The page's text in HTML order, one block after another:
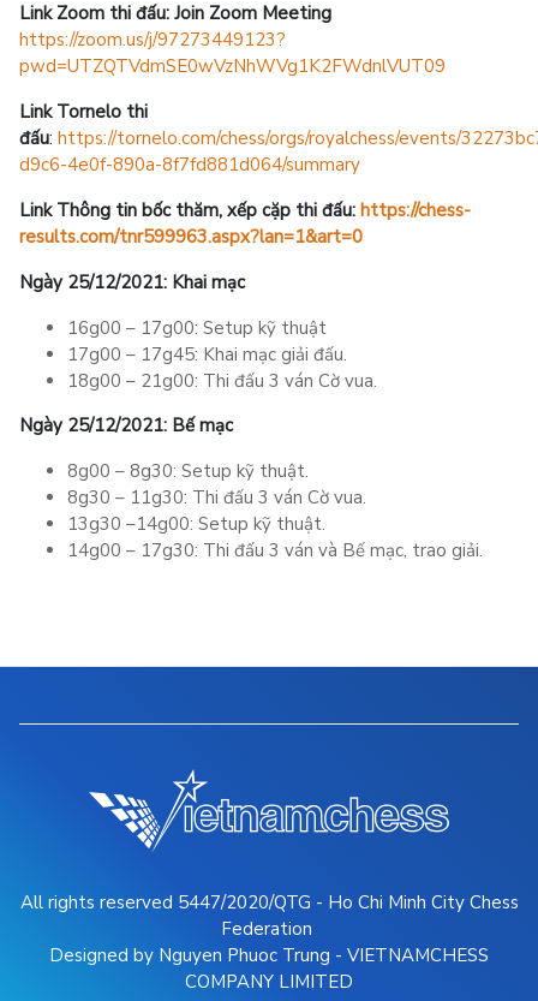
Link Zoom thi đấu: Join Zoom Meeting
https://zoom.us/j/97273449123?
pwd=UTZQTVdmSE0wVzNhWVg1K2FWdnlVUT09
Link Tornelo thi
đấu: https://tornelo.com/chess/orgs/royalchess/events/
d9c6-4e0f-890a-8f7fd881d064/summary
Link Thông tin bốc thăm, xếp cặp thi đấu: https://chess-
results.com/tnr599963.aspx?lan=1&art=0
Ngày 25/12/2021: Khai mạc
16g00 – 17g00: Setup kỹ thuật
17g00 – 17g45: Khai mạc giải đấu.
18g00 – 21g00: Thi đấu 3 ván Cờ vua.
Ngày 25/12/2021: Bế mạc
8g00 – 8g30: Setup kỹ thuật.
8g30 – 11g30: Thi đấu 3 ván Cờ vua.
13g30 –14g00: Setup kỹ thuật.
14g00 – 17g30: Thi đấu 3 ván và Bế mạc, trao giải.
All rights reserved 5447/2020/QTG - Ho Chi Minh City Chess
Federation
Designed by Nguyen Phuoc Trung - VIETNAMCHESS
COMPANY LIMITED